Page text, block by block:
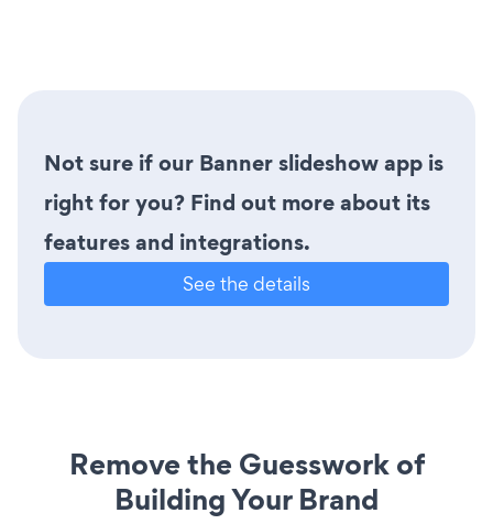
Not sure if our Banner slideshow app is
right for you? Find out more about its
features and integrations.
See the details
Remove the Guesswork of
Building Your Brand